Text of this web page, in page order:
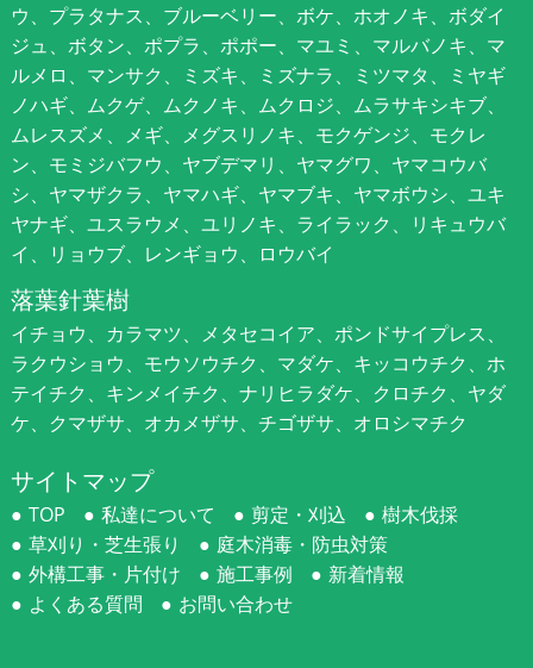
ウ、プラタナス、ブルーベリー、ボケ、ホオノキ、ボダイ
ジュ、ボタン、ポプラ、ポポー、マユミ、マルバノキ、マ
ルメロ、マンサク、ミズキ、ミズナラ、ミツマタ、ミヤギ
ノハギ、ムクゲ、ムクノキ、ムクロジ、ムラサキシキブ、
ムレスズメ、メギ、メグスリノキ、モクゲンジ、モクレ
ン、モミジバフウ、ヤブデマリ、ヤマグワ、ヤマコウバ
シ、ヤマザクラ、ヤマハギ、ヤマブキ、ヤマボウシ、ユキ
ヤナギ、ユスラウメ、ユリノキ、ライラック、リキュウバ
イ、リョウブ、レンギョウ、ロウバイ
落葉針葉樹
イチョウ、カラマツ、メタセコイア、ポンドサイプレス、
ラクウショウ、モウソウチク、マダケ、キッコウチク、ホ
テイチク、キンメイチク、ナリヒラダケ、クロチク、ヤダ
ケ、クマザサ、オカメザサ、チゴザサ、オロシマチク
サイトマップ
TOP 私達について 剪定・刈込
樹木伐採
草刈り・芝生張り
庭木消毒・防虫対策
外構工事・片付け
施工事例
新着情報
よくある質問
お問い合わせ